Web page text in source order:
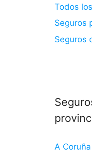
Todos
Seguros
Seguros
A Coruña